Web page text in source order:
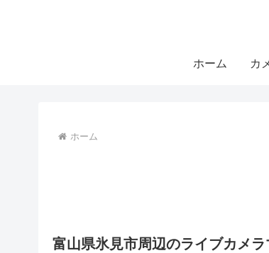
ホーム カ
ホーム
富山県氷見市周辺のライブカメラ